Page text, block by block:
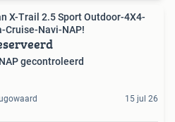
X-Trail 2.5 Sport Outdoor-4X4-
Cruise-Navi-NAP!
NAP gecontroleerd
15 jul 26